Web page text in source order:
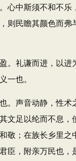
心中斯须不和不
民瞻其颜色而
礼谦而进，以进
一也。
音动静，性术
文足以纶而不息
；在族长乡里
，附亲万民也